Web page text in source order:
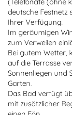
deutsche Festnetz
Ihrer Verfügung.
Im geräumigen
zum Verweilen
Bei gutem Wetter,
auf die Terrasse
Sonnenliegen und
Garten.
Das Bad verfügt
mit zusätzlicher